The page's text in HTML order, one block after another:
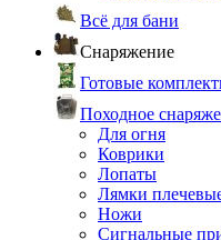
Всё для бани
Снаряжение
Готовые
Походное
Для огня
Коврики
Лопаты
Лямки
Ножи
Сигнальные